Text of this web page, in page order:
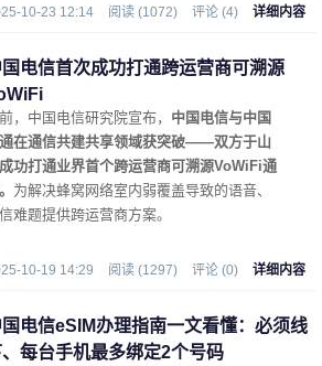
10-23 12:14 阅读 (1072) 评论 (4) 详细内容
国电信首次成功打通跨运营商可溯源
，中国电信研究院宣布， 中国电信与中国
在通信共建共享领域获突破——双方于山
功打通业界首个跨运营商可溯源VoWiFi通
为解决蜂窝网络室内弱覆盖导致的语音、
难题提供跨运营商方案。
10-19 14:29 阅读 (1297) 评论 (0) 详细内容
国电信eSIM办理指南一文看懂：必须线
每台手机最多绑定2个号码